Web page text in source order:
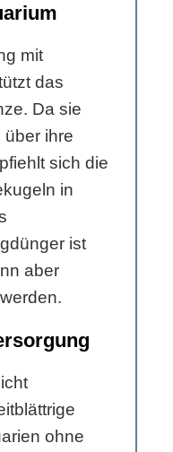
mit
das
Da sie
über ihre
sich die
in
ist
aber
ohne